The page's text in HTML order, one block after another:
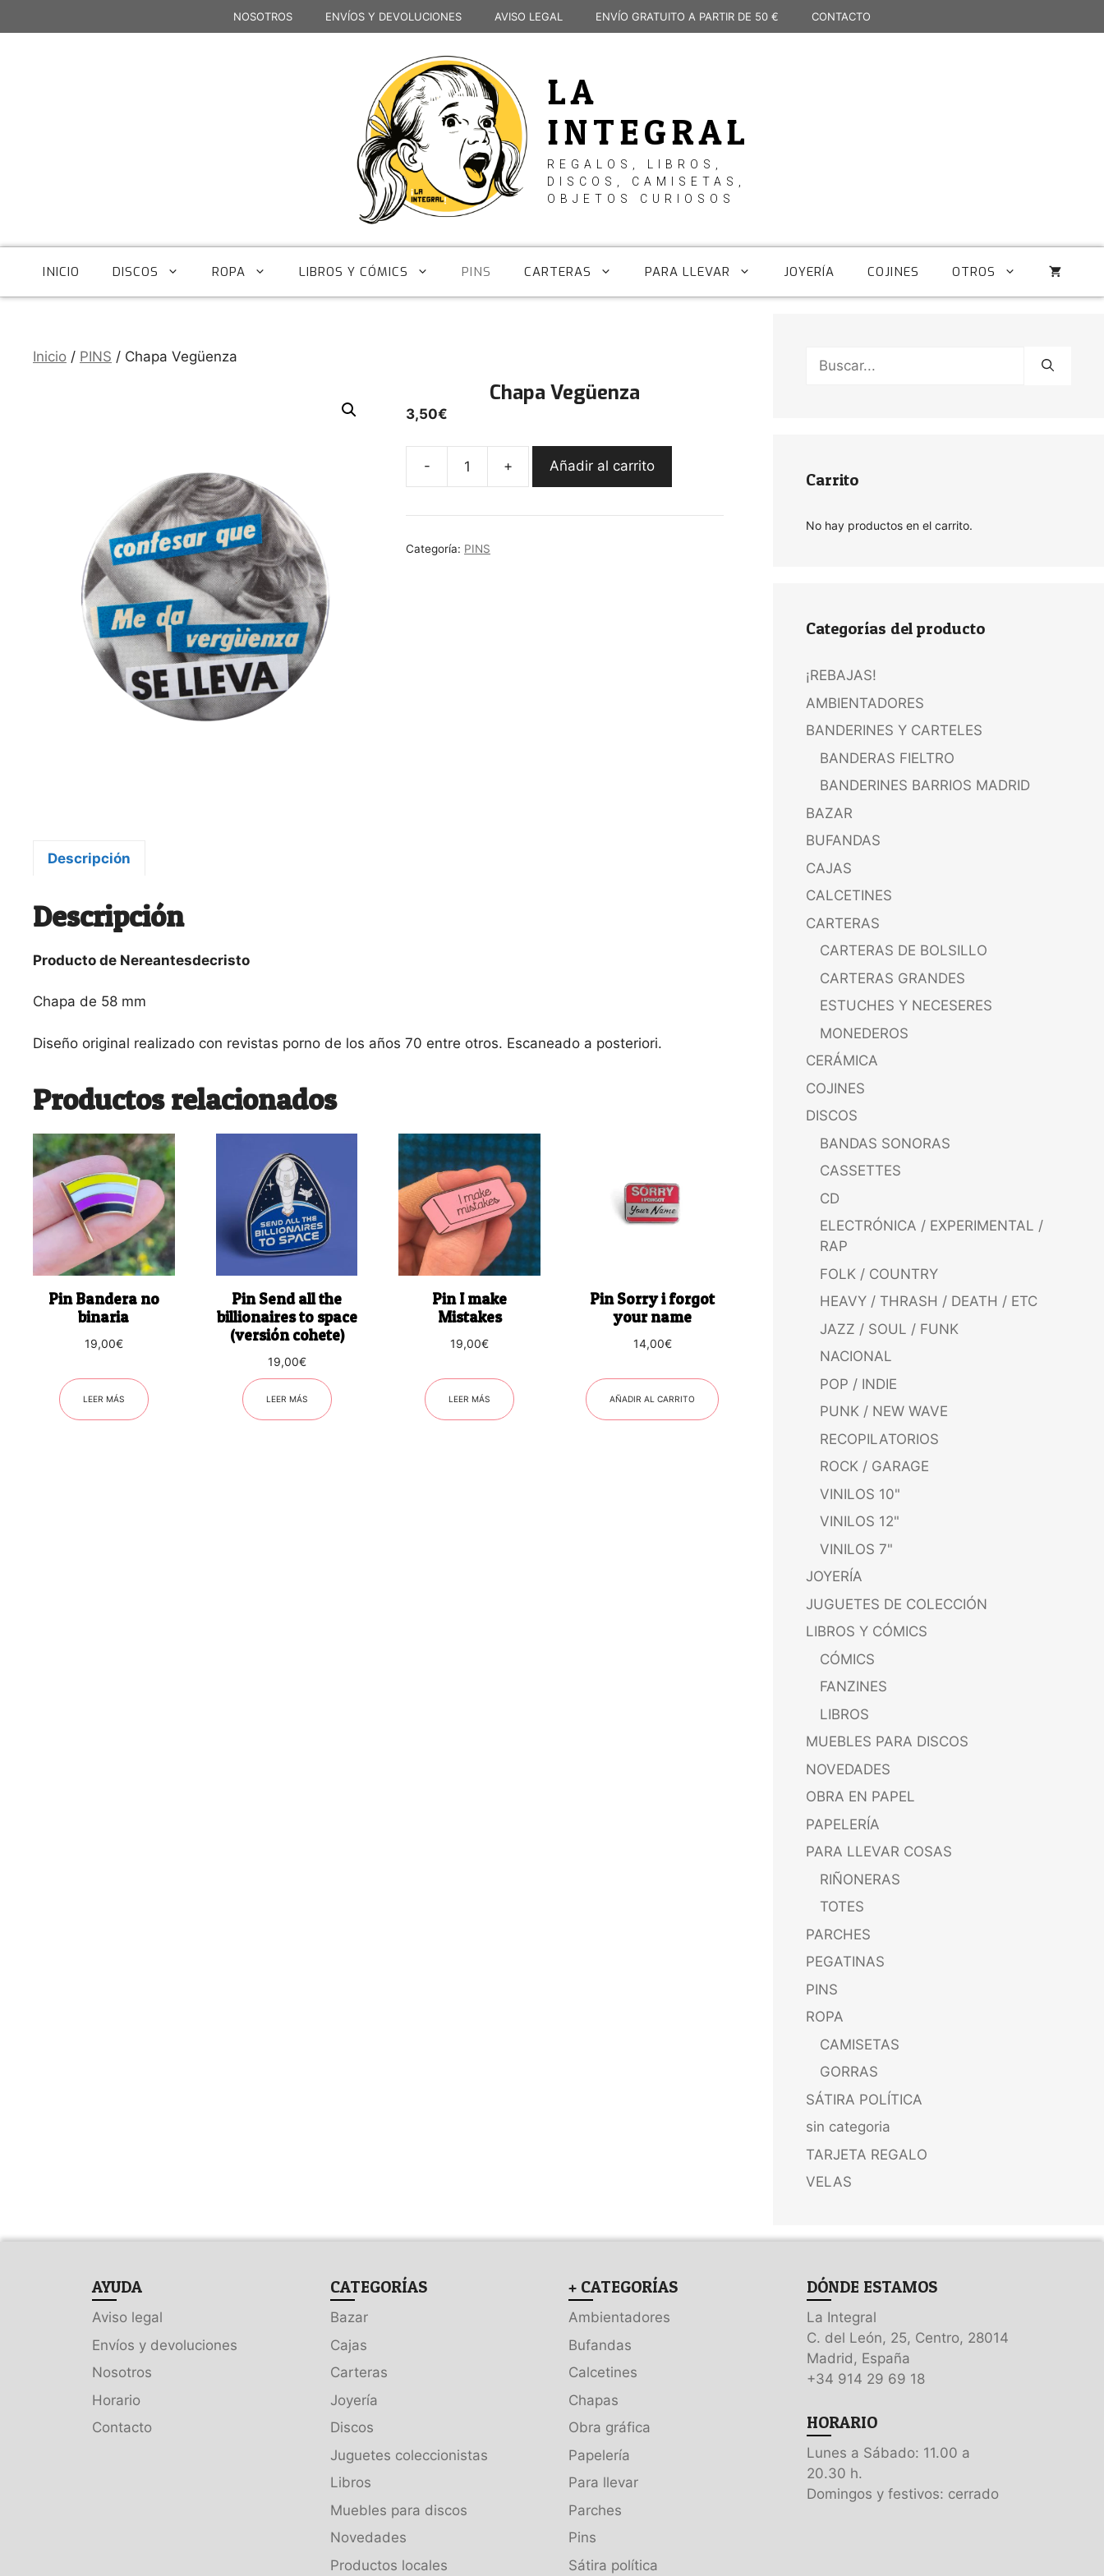
al
NOSOTROS ENVÍOS Y DEVOLUCIONES AVISO LEGAL ENVÍO GRATUITO A PARTIR DE 50 € CONTACTO
LA
INTEGRAL
REGALOS, LIBROS,
DISCOS, CAMISETAS,
OBJETOS CURIOSOS
INICIO DISCOS ROPA LIBROS Y CÓMICS PINS CARTERAS PARA LLEVAR JOYERÍA COJINES OTROS
Inicio / PINS / Chapa Vegüenza
Chapa Vegüenza
3,50€
-
cantidad
+ Añadir al carrito
Categoría: PINS
Descripción
Descripción
Producto de Nereantesdecristo
Chapa de 58 mm
Diseño original realizado con revistas porno de los años 70 entre otros. Escaneado a posteriori.
Productos relacionados
Pin Bandera no
binaria
19,00€
LEER MÁS
Pin Send all the
billionaires to space
(versión cohete)
19,00€
LEER MÁS
Pin I make
Mistakes
19,00€
LEER MÁS
Pin Sorry i forgot
your name
14,00€
AÑADIR AL CARRITO
Buscar:
Carrito
No hay productos en el carrito.
Categorías del producto
¡REBAJAS!
AMBIENTADORES
BANDERINES Y CARTELES
BANDERAS FIELTRO
BANDERINES BARRIOS MADRID
BAZAR
BUFANDAS
CAJAS
CALCETINES
CARTERAS
CARTERAS DE BOLSILLO
CARTERAS GRANDES
ESTUCHES Y NECESERES
MONEDEROS
CERÁMICA
COJINES
DISCOS
BANDAS SONORAS
CASSETTES
CD
ELECTRÓNICA / EXPERIMENTAL /
RAP
FOLK / COUNTRY
HEAVY / THRASH / DEATH / ETC
JAZZ / SOUL / FUNK
NACIONAL
POP / INDIE
PUNK / NEW WAVE
RECOPILATORIOS
ROCK / GARAGE
VINILOS 10"
VINILOS 12"
VINILOS 7"
JOYERÍA
JUGUETES DE COLECCIÓN
LIBROS Y CÓMICS
CÓMICS
FANZINES
LIBROS
MUEBLES PARA DISCOS
NOVEDADES
OBRA EN PAPEL
PAPELERÍA
PARA LLEVAR COSAS
RIÑONERAS
TOTES
PARCHES
PEGATINAS
PINS
ROPA
CAMISETAS
GORRAS
SÁTIRA POLÍTICA
sin categoria
TARJETA REGALO
VELAS
AYUDA
Aviso legal
Envíos y devoluciones
Nosotros
Horario
Contacto
CATEGORÍAS
Bazar
Cajas
Carteras
Joyería
Discos
Juguetes coleccionistas
Libros
Muebles para discos
Novedades
Productos locales
+ CATEGORÍAS
Ambientadores
Bufandas
Calcetines
Chapas
Obra gráfica
Papelería
Para llevar
Parches
Pins
Sátira política
DÓNDE ESTAMOS
La Integral
C. del León, 25, Centro, 28014
Madrid, España
+34 914 29 69 18
HORARIO
Lunes a Sábado: 11.00 a
20.30 h.
Domingos y festivos: cerrado